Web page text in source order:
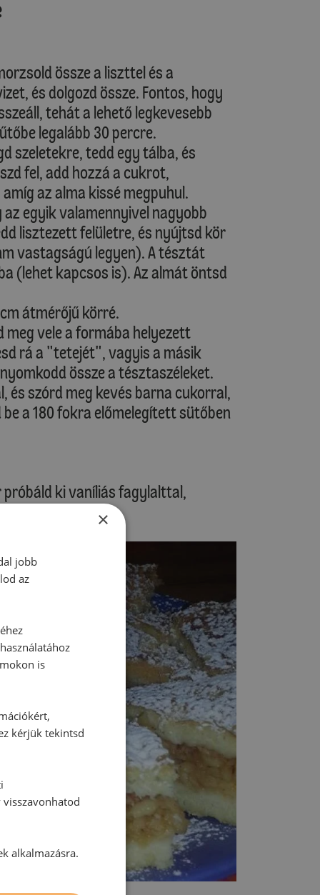
össze a liszttel és a
és dolgozd össze. Fontos, hogy
tehát a lehető legkevesebb
legalább 30 percre.
szeletekre, tedd egy tálba, és
fel, add hozzá a cukrot,
az alma kissé megpuhul.
egyik valamennyivel nagyobb
lisztezett felületre, és nyújtsd kör
vastagságú legyen). A tésztát
(lehet kapcsos is). Az almát öntsd
átmérőjű körré.
meg vele a formába helyezett
rá a "tetejét", vagyis a másik
össze a tésztaszéleket.
és szórd meg kevés barna cukorral,
a 180 fokra előmelegített sütőben
ki vaníliás fagylalttal,
×
jobb
az
is
kérjük tekintsd
alkalmazásra.